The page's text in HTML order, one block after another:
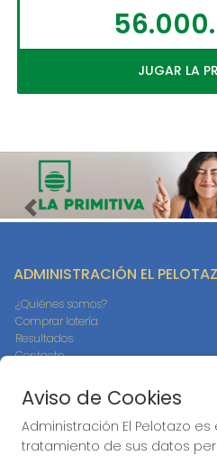
JUGAR LA
Imagen anterior
ADMINISTRACIÓN EL
¿Quiénes somos?
Comprar lotería
Resultados
Contacto
Compra en SELAE
Peñas
Boletos digitales
Acceso
Aviso de Cookies
Administración El Pelotazo
tratamiento de sus datos